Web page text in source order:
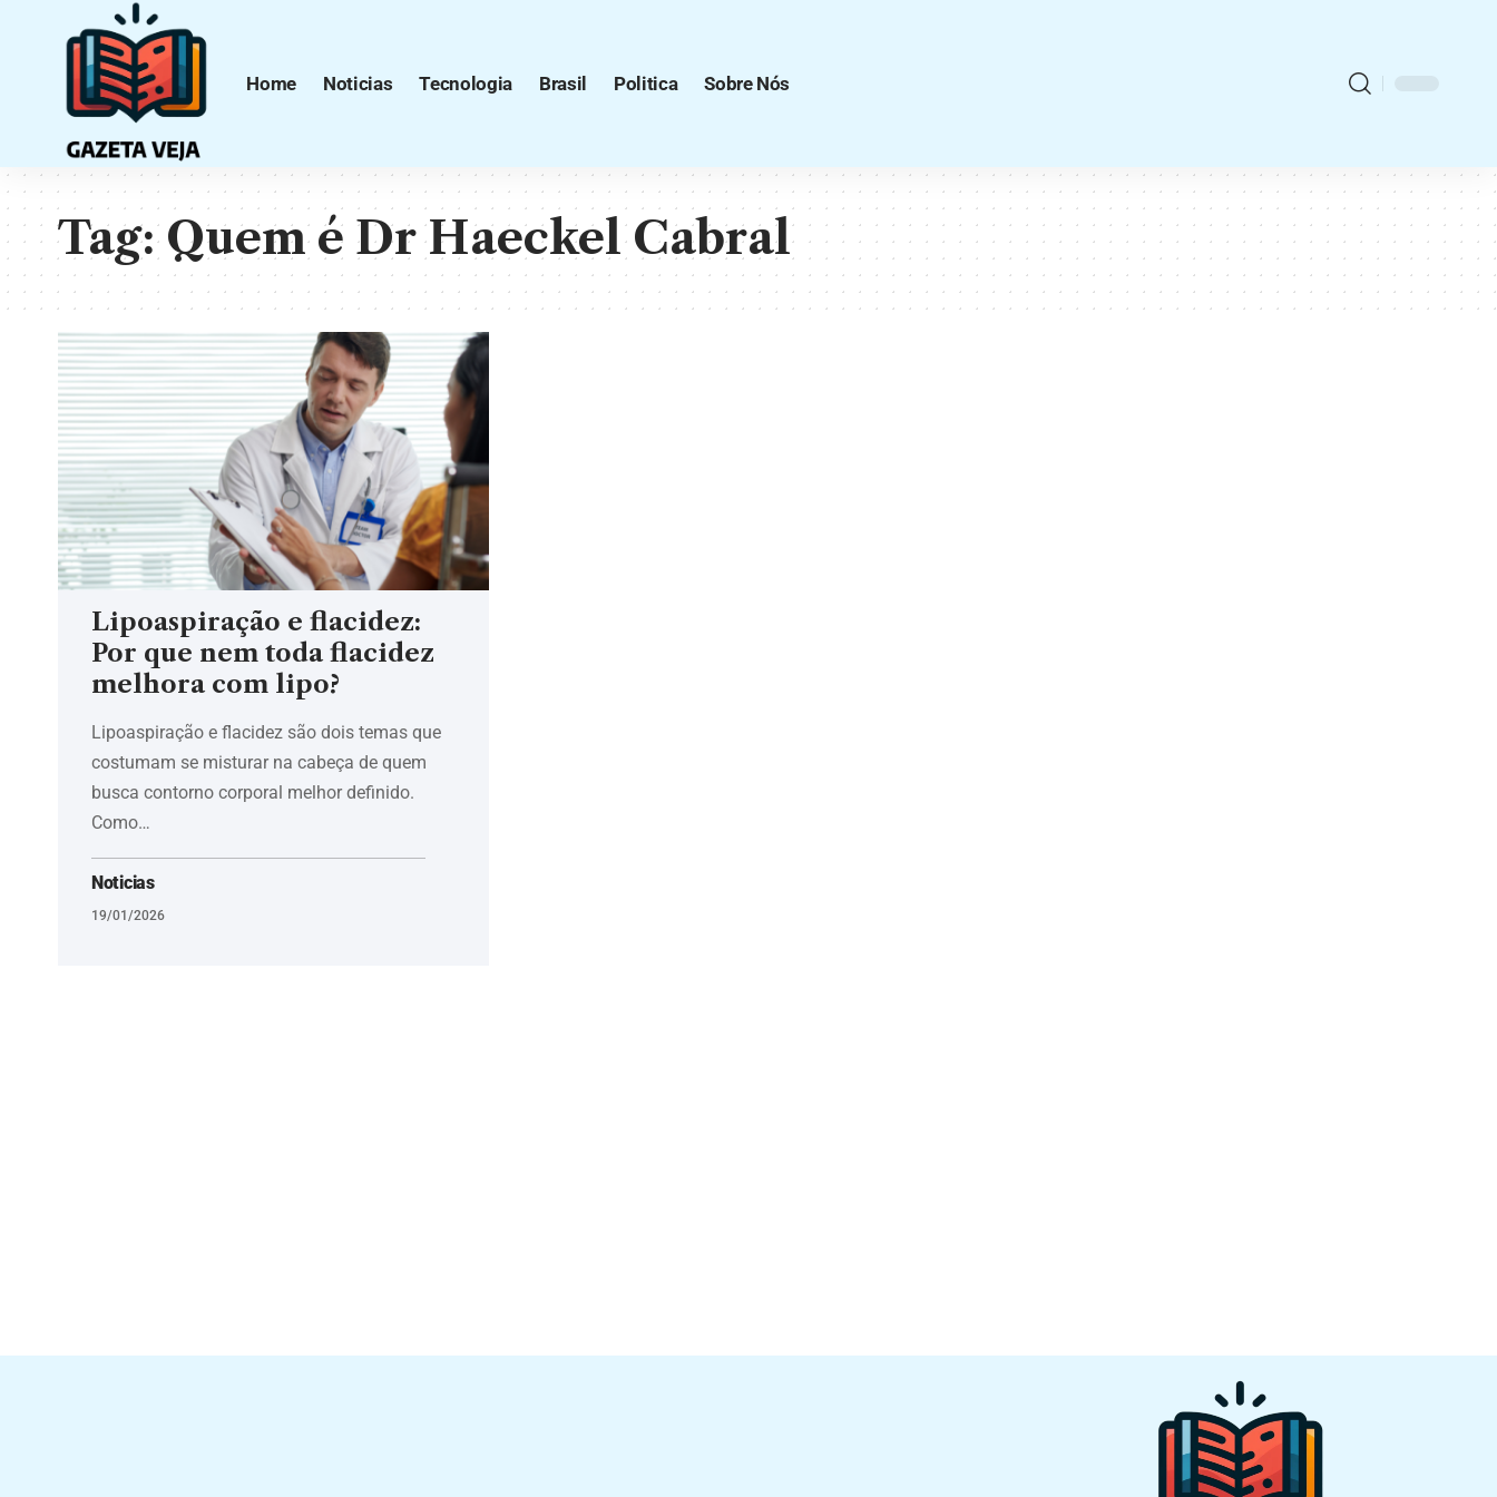
Home Noticias Tecnologia Brasil Politica Sobre Nós
Tag:Quem é Dr Haeckel Cabral
Lipoaspiração e flacidez:
Por que nem toda flacidez
melhora com lipo?
Lipoaspiração e flacidez são dois temas que
costumam se misturar na cabeça de quem
busca contorno corporal melhor definido.
Como…
Noticias
19/01/2026